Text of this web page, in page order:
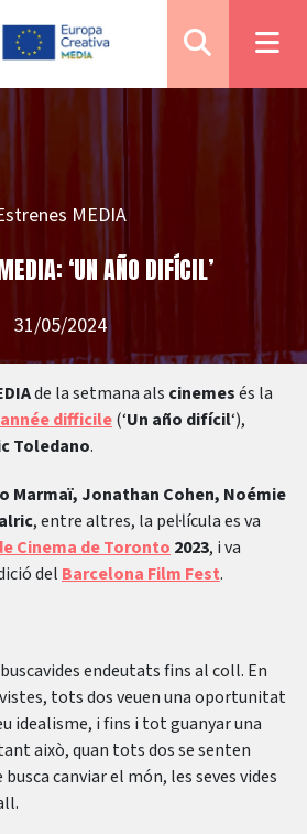
MEDIA
‘UN AÑO DIFÍCIL’
31/05/2024
de la setmana als cinemesés la
difficile(‘Un año difícil‘),
Toledano.
Marmaï, Jonathan Cohen, Noémie
, entre altres, la pel·lícula es va
Cinema de Toronto 2023, i va
del Barcelona Film Fest.
endeutats fins al coll. En
tots dos veuen una oportunitat
idealisme, i fins i tot guanyar una
això, quan tots dos se senten
canviar el món, les seves vides